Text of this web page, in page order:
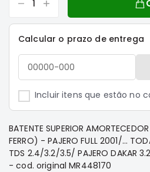
Elétrica
Acessórios
L200
Motor
Freio
Correias
Calcular o prazo de entrega
Incluir itens que estão no
BATENTE SUPERIOR
FERRO) - PAJERO FULL 2001/...
TDS 2.4/3.2/3.5/ PAJERO DAKAR
- cod. original MR448170